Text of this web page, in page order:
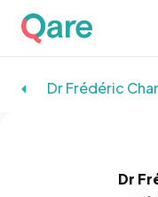
Dr Frédéric
Dr